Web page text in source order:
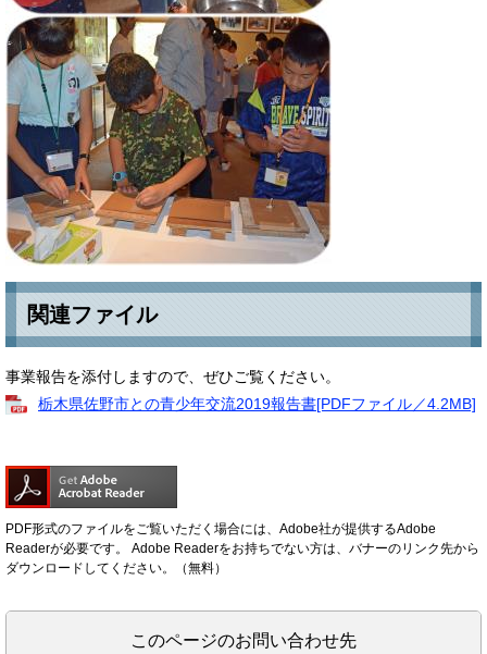
関連ファイル
事業報告を添付しますので、ぜひご覧ください。
栃木県佐野市との青少年交流2019報告書[PDFファイル／4.2MB]
PDF形式のファイルをご覧いただく場合には、Adobe社が提供するAdobe
Readerが必要です。
Adobe Readerをお持ちでない方は、バナーのリンク先から
ダウンロードしてください。（無料）
このページのお問い合わせ先